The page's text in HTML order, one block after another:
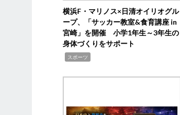
横浜F・マリノス×日清オイリオグル
ープ、「サッカー教室&食育講座 in
宮崎」を開催 小学1年生～3年生の
身体づくりをサポート
スポーツ